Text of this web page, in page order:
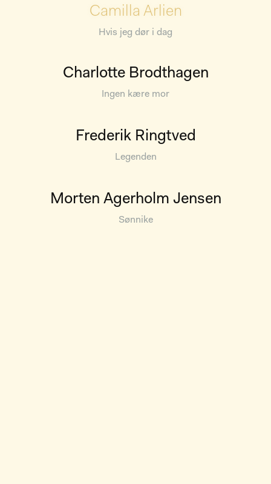
Camilla Arlien
Hvis jeg dør i dag
Charlotte Brodthagen
Ingen kære mor
Frederik Ringtved
Legenden
Morten Agerholm Jensen
Sønnike